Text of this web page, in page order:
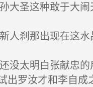
大圣这种敢于大闹
人刹那出现在这水
没太明白张献忠的
出罗汝才和李自成